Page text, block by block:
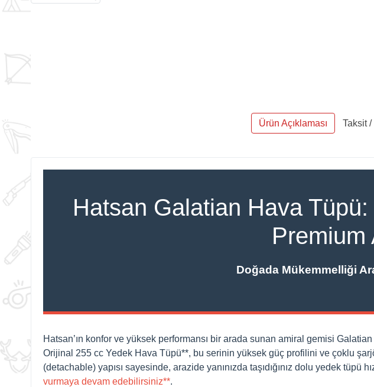
Ürün Açıklaması Taksit
Hatsan Galatian Hava Tüpü:
Premium
Doğada Mükemmelliği
Hatsan’ın konfor ve yüksek performansı bir arada sunan amiral gemisi
Orijinal 255 cc Yedek Hava Tüpü**, bu serinin yüksek güç profilini ve çoklu
(detachable) yapısı sayesinde, arazide yanınızda taşıdığınız dolu yedek tüpü
vurmaya devam edebilirsiniz**.